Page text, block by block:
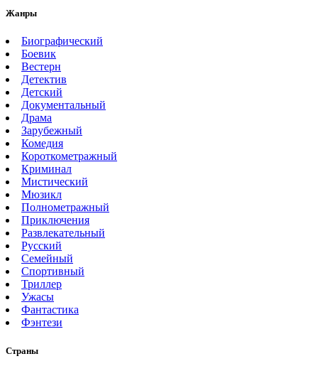
Жанры
Биографический
Боевик
Вестерн
Детектив
Детский
Документальный
Драма
Зарубежный
Комедия
Короткометражный
Криминал
Мистический
Мюзикл
Полнометражный
Приключения
Развлекательный
Русский
Семейный
Спортивный
Триллер
Ужасы
Фантастика
Фэнтези
Страны